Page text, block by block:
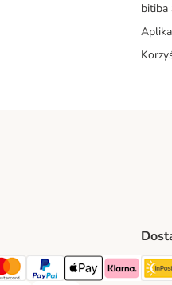
bitiba
MethodPayment Method
PayPal Payment Method
Apple Pay Payment
Klarna